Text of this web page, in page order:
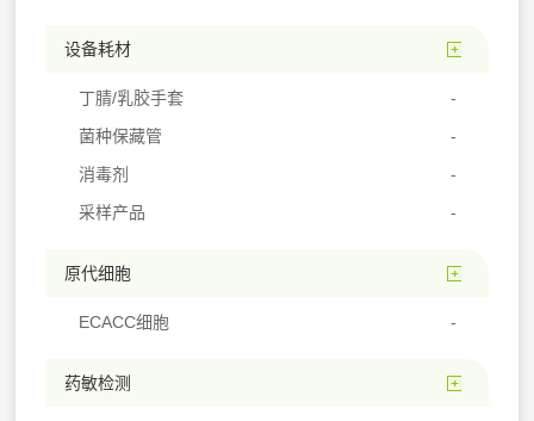
设备耗材
丁腈/乳胶手套
菌种保藏管
消毒剂
采样产品
原代细胞
ECACC细胞
药敏检测